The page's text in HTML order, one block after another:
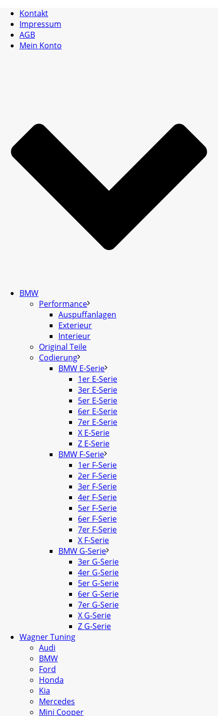
Kontakt
Impressum
AGB
Mein Konto
BMW
Performance
Auspuffanlagen
Exterieur
Interieur
Original Teile
Codierung
BMW E-Serie
1er E-Serie
3er E-Serie
5er E-Serie
6er E-Serie
7er E-Serie
X E-Serie
Z E-Serie
BMW F-Serie
1er F-Serie
2er F-Serie
3er F-Serie
4er F-Serie
5er F-Serie
6er F-Serie
7er F-Serie
X F-Serie
BMW G-Serie
3er G-Serie
4er G-Serie
5er G-Serie
6er G-Serie
7er G-Serie
X G-Serie
Z G-Serie
Wagner Tuning
Audi
BMW
Ford
Honda
Kia
Mercedes
Mini Cooper